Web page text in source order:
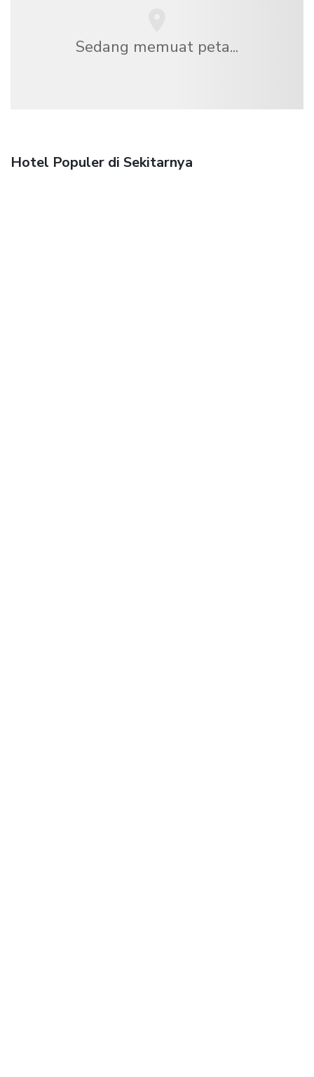
Sedang memuat peta...
Hotel Populer di Sekitarnya